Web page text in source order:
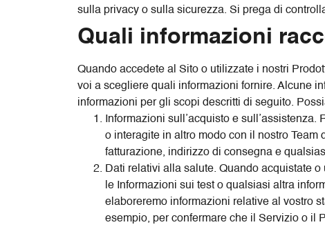
sulla privacy o sulla sicurezza. Si prega di
Quali informazioni
Quando accedete al Sito o utilizzate i nostri
voi a scegliere quali informazioni fornire. Alcune
informazioni per gli scopi descritti di seguito.
Informazioni sull’acquisto e
o interagite in altro modo con il nostro
fatturazione, indirizzo di consegna e
Dati relativi alla salute. Quando acquistate
le Informazioni sui test o qualsiasi altra
elaboreremo informazioni relative al vostro
esempio, per confermare che il Servizio o il